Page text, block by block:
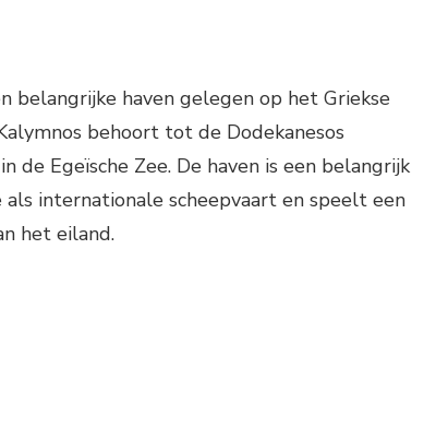
belangrijke haven gelegen op het Griekse
behoort tot de Dodekanesos
de Egeïsche Zee. De haven is een belangrijk
internationale scheepvaart en speelt een
het eiland.